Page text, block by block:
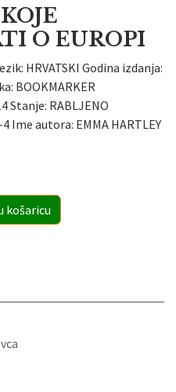
O EUROPI
HRVATSKI Godina izdanja:
BOOKMARKER
Stanje: RABLJENO
Ime autora: EMMA HARTLEY
košaricu